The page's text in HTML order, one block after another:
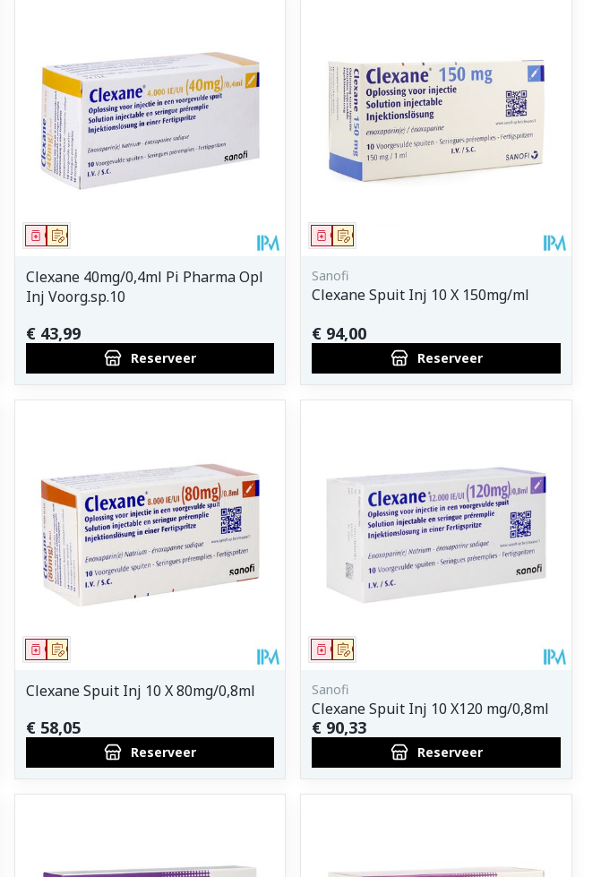
Op voorschrift
Geneesmiddel
Clexane 40mg/0,4ml Pi Pharma Opl
Inj Voorg.sp.10
€ 43,99
Reserveer
Op voorschrift
Geneesmiddel
Sanofi
Clexane Spuit Inj 10 X 150mg/ml
€ 94,00
Reserveer
Op voorschrift
Geneesmiddel
Clexane Spuit Inj 10 X 80mg/0,8ml
€ 58,05
Reserveer
Op voorschrift
Geneesmiddel
Sanofi
Clexane Spuit Inj 10 X120 mg/0,8ml
€ 90,33
Reserveer